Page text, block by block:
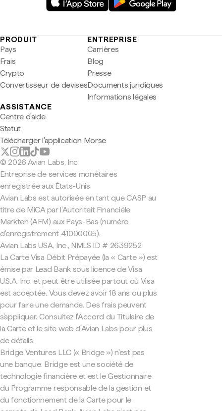
PRODUIT
Pays
Frais
Crypto
Convertisseur de devises
ENTREPRISE
Carrières
Blog
Presse
Documents juridiques
Informations légales
ASSISTANCE
Centre d'aide
Statut
Télécharger l'application Morse
© 2026 Avian Labs, Inc
Entreprise de services monétaires
enregistrée aux États-Unis
Avian Labs est autorisée en tant que CASP au
titre de MiCA par l'Autoriteit Financiële
Markten (AFM) aux Pays-Bas (numéro
d'enregistrement 41000005).
Avian Labs USA, Inc., NMLS ID # 2639252
La Carte Visa Débit Prépayée (la « Carte ») est
émise par Lead Bank sous licence de Visa
U.S.A. Inc. et peut être utilisée partout où Visa
est acceptée. Vous devez avoir 18 ans ou plus
pour faire une demande. Des frais peuvent
s'appliquer. Consultez l'Accord du Titulaire de
la Carte et le site web d'Avian Labs pour plus
de détails.
Bridge Ventures LLC (« Bridge ») n'est pas
une banque. Bridge est une société de
technologie financière et est le Gestionnaire
du Programme responsable de la gestion et
du fonctionnement de la Carte pour le